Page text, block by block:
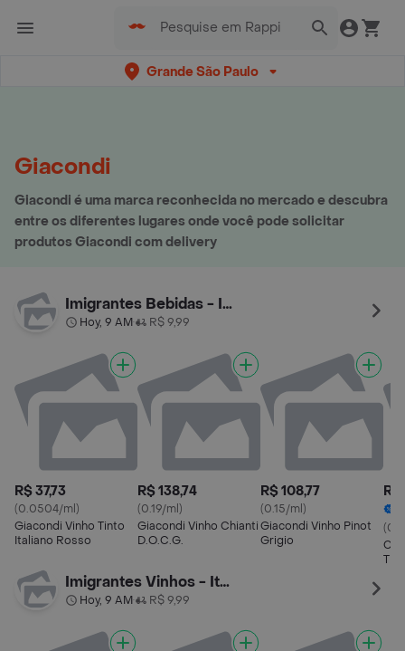
Grande São Paulo
Giacondi
Giacondi é uma marca reconhecida no mercado e descubra
entre os diferentes lugares onde você pode solicitar
produtos Giacondi com delivery
Imigrantes Bebidas - Itaim
Hoy, 9 AM• R$ 9,99
R$ 37,73
(0.0504/ml)
Giacondi Vinho Tinto
Italiano Rosso
R$ 138,74
(0.19/ml)
Giacondi Vinho Chianti
D.O.C.G.
R$ 108,77
(0.15/ml)
Giacondi Vinho Pinot
Grigio
R$
Imigrantes Vinhos - Itaim
Hoy, 9 AM• R$ 9,99